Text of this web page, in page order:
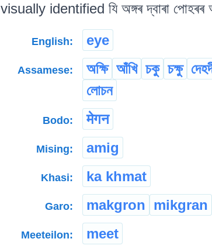
visually identified যি অঙ্গৰ দ্বাৰা পোহৰৰ
English: eye
Assamese: অক্ষি আঁখি চকু চক্ষু
লোচন
Bodo: मेगन
Mising: amig
Khasi: ka khmat
Garo: makgron mikgran
Meeteilon: meet